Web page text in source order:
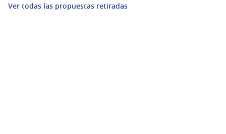
Ver todas las propuestas retiradas